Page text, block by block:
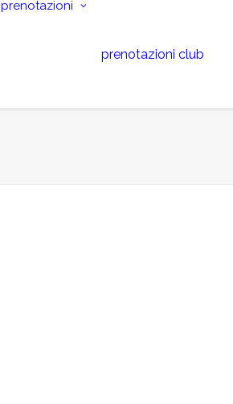
prenotazioni
prenotazioni club